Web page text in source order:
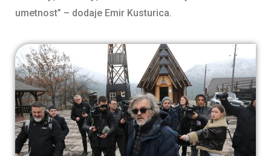
umetnost” – dodaje Emir Kusturica.